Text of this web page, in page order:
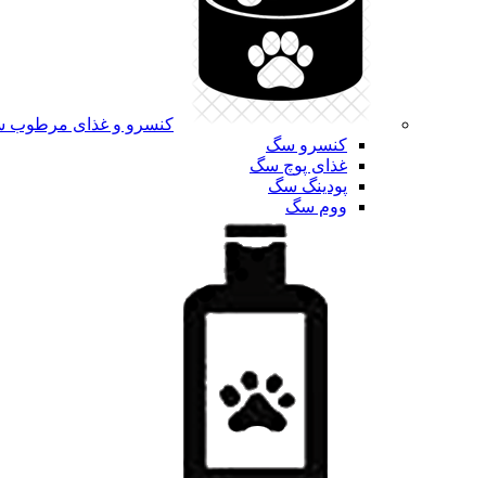
کنسرو و غذای
کنسرو سگ
غذای پوچ سگ
پودینگ سگ
ووم سگ